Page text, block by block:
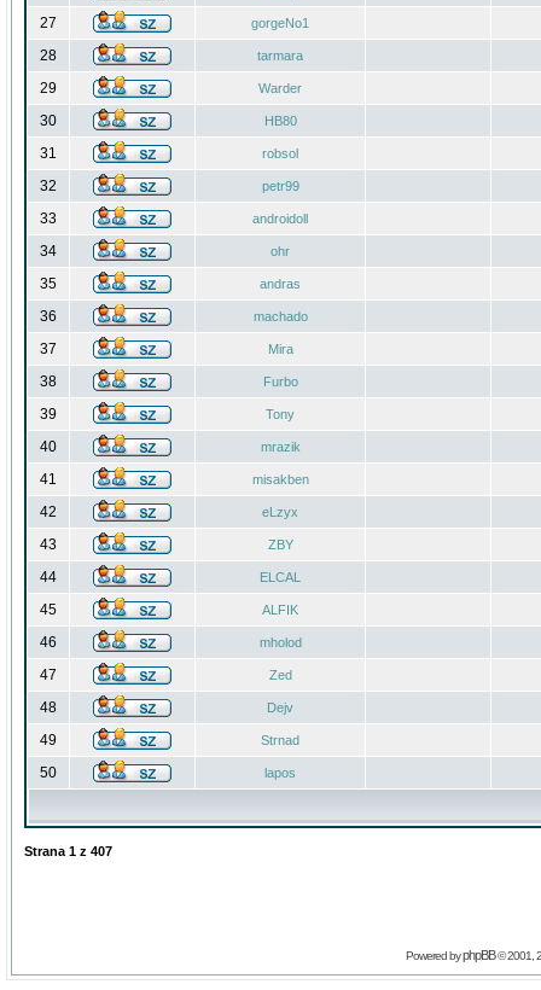
27 gorgeNo1
28 tarmara
29 Warder
30 HB80
31 robsol
32 petr99
33 androidoll
34 ohr
35 andras
36 machado
37 Mira
38 Furbo
39 Tony
40 mrazik
41 misakben
42 eLzyx
43 ZBY
44 ELCAL
45 ALFIK
46 mholod
47 Zed
48 Dejv
49 Strnad
50 lapos
Strana 1 z 407
Powered byphpBB© 2001,